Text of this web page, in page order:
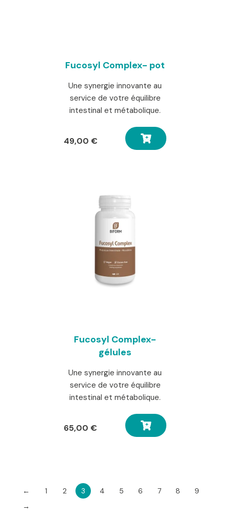
Fucosyl Complex- pot
Une synergie innovante au
service de votre équilibre
intestinal et métabolique.
49,00 €
Fucosyl Complex-
gélules
Une synergie innovante au
service de votre équilibre
intestinal et métabolique.
65,00 €
← 1 2 3 4 5 6 7 8
9
→